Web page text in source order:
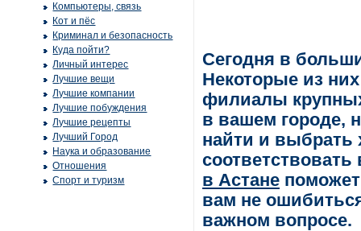
Компьютеры, связь
Кот и пёс
Криминал и безопасность
Куда пойти?
Личный интерес
Лучшие вещи
Лучшие компании
Лучшие побуждения
Лучшие рецепты
Лучший Город
Наука и образование
Отношения
Спорт и туризм
Сегодня в
Некоторые из
филиалы
в вашем городе,
найти и выбрать
в Астане
вам не
важном вопросе.